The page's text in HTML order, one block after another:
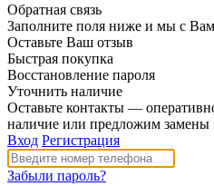
Обратная связь
Заполните поля ниже и мы с
Оставьте Ваш отзыв
Быстрая покупка
Восстановление пароля
Уточнить наличие
Оставьте контакты —
наличие или предложим замены
Вход Регистрация
Забыли пароль?